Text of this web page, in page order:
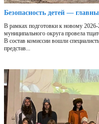
Безопасность детей —
В рамках подготовки к новому
муниципального округа провела
В состав комиссии вошли
представ...